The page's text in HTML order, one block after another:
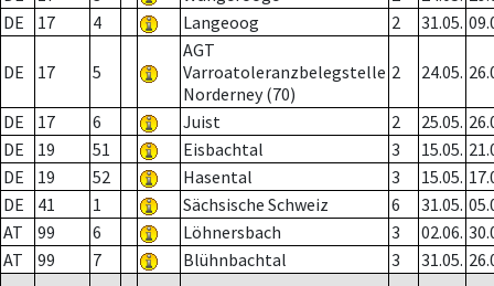
DE
17 4 Langeoog 2 31.05.
DE 17 5
AGT
Varroatoleranzbelegstelle
Norderney (70)
2 24.05.
DE 17 6 Juist 2 25.05.
DE
19 51 Eisbachtal 3 15.05.
DE
19 52 Hasental 3 15.05.
DE
41 1 Sächsische Schweiz 6 31.05.
AT
99 6 Löhnersbach 3 02.06.
AT
99 7 Blühnbachtal 3 31.05.